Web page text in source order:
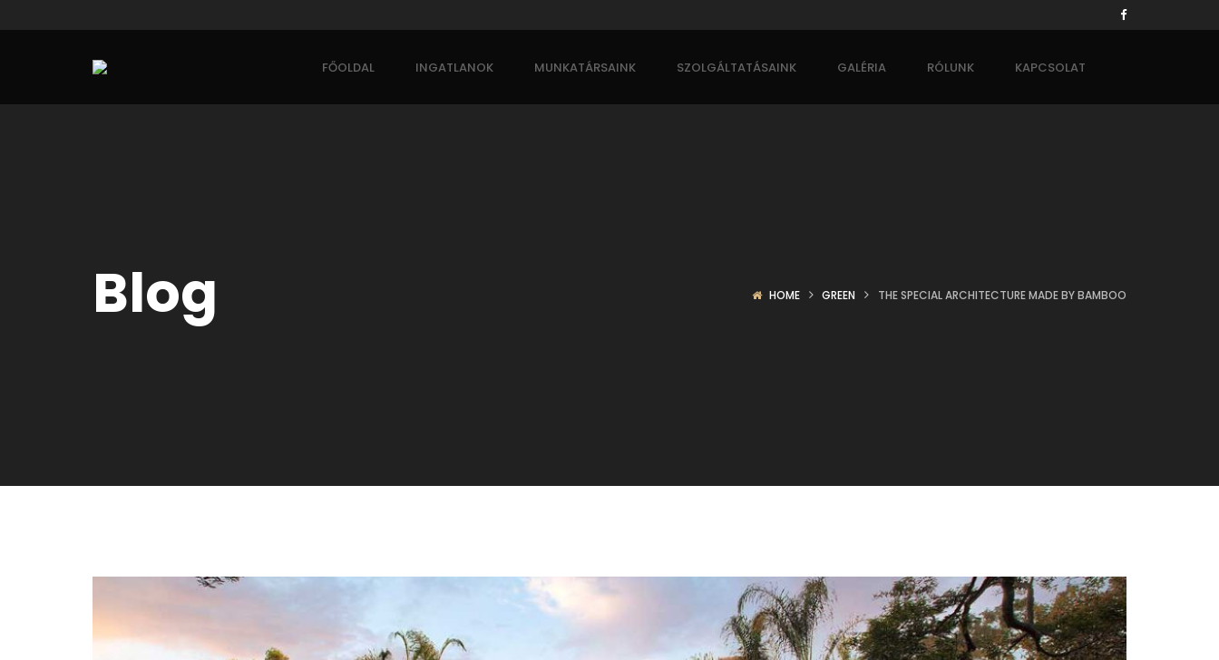
FŐOLDAL INGATLANOK MUNKATÁRSAINK SZOLGÁLTATÁSAINK GALÉRIA RÓLUNK KAPCSOLAT
Blog HOME GREEN THE SPECIAL ARCHITECTURE MADE BY BAMBOO